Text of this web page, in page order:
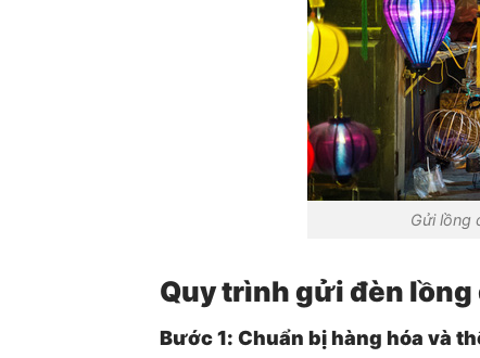
Gửi lồng
Quy trình gửi đèn lồng
Bước 1: Chuẩn bị hàng hóa và